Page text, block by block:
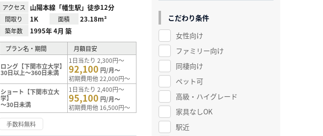
アクセス 山陽本線「幡生駅」徒歩12分
間取り 1K 面積 23.18m²
築年数 1995年 4月 築
プラン名・期間 月額目安
ロング【下関市立大学】
30日以上～360日未満
1日当たり 2,300円～
92,100 円/月～
初期費用他 22,000円～
ショート【下関市立大
学】
～30日未満
1日当たり 2,400円～
95,100 円/月～
初期費用他 16,500円～
手数料無料
こだわり条件
女性向け
ファミリー向け
同棲向け
ペット可
高級・ハイグレード
家具なしOK
駅近